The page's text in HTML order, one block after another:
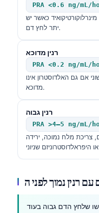
כאשר יש
יתר לחץ דם.
רנין מדוכא
PRA <0.2 ng/mL/
אם גם האלדוסטרון אינו
מדוכא.
רנין גבוה
צריכת מלח נמוכה, ירידה
שלחץ הדם גבוה בעוד